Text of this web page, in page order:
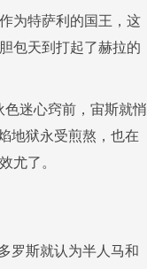
为特萨利的国王，这
包天到打起了赫拉的
迷心窍前，宙斯就悄
地狱永受煎熬，也在
尤了。
罗斯就认为半人马和